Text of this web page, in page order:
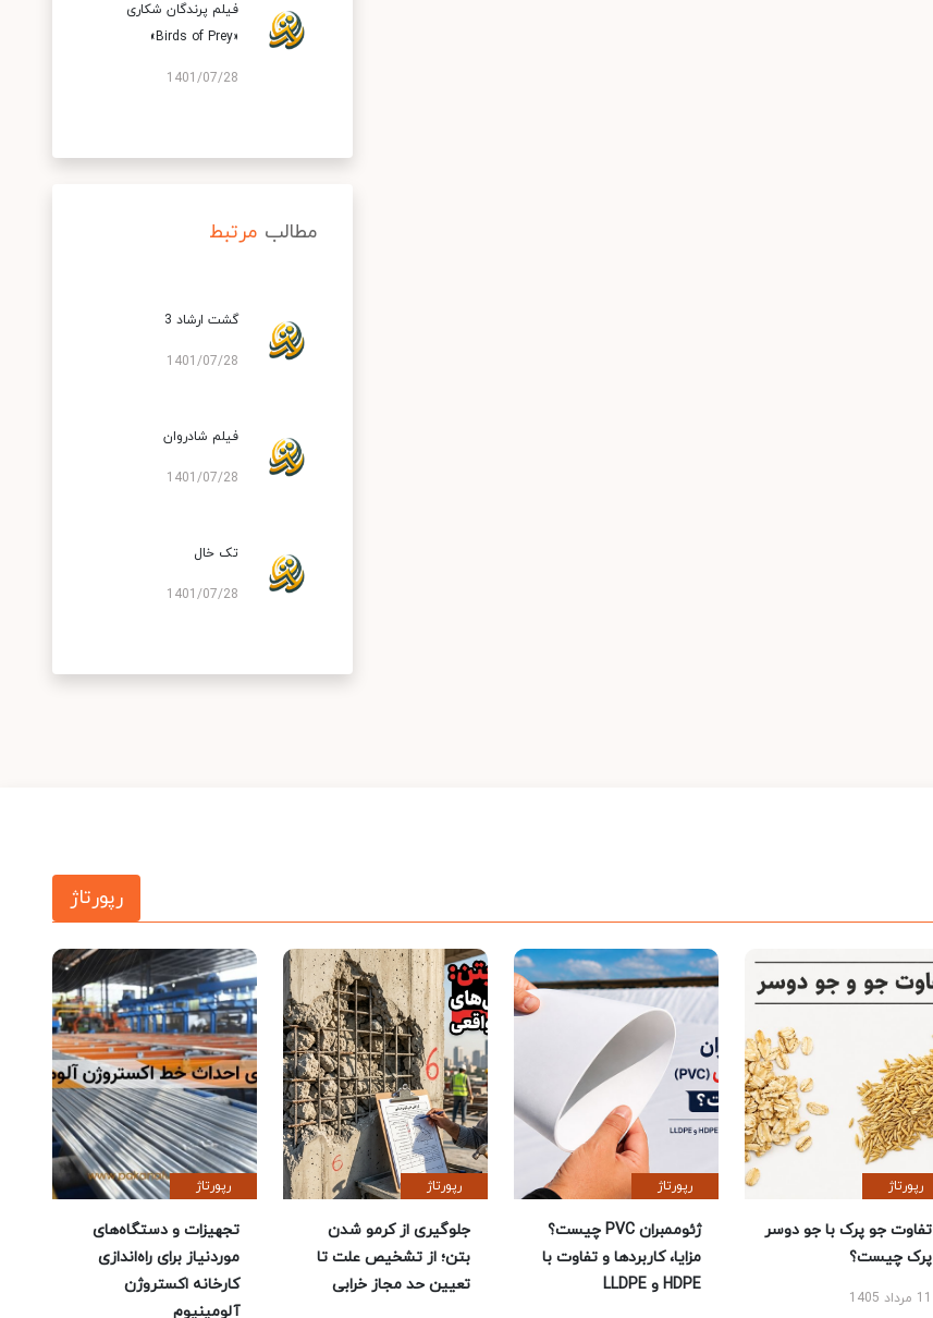
فیلم پرندگان شکاری
«Birds of Prey»
1401/07/28
مطالب مرتبط
گشت ارشاد 3
1401/07/28
فیلم شادروان
1401/07/28
تک خال
1401/07/28
رپورتاژ
رپورتاژ
تفاوت جو پرک با جو دوسر
پرک چیست؟
11 مرداد 1405
رپورتاژ
ژئوممبران PVC چیست؟
مزایا، کاربردها و تفاوت با
HDPE و LLDPE
رپورتاژ
جلوگیری از کرمو شدن
بتن؛ از تشخیص علت تا
تعیین حد مجاز خرابی
رپورتاژ
تجهیزات و دستگاه‌های
موردنیاز برای راه‌اندازی
کارخانه اکستروژن
آلومینیوم